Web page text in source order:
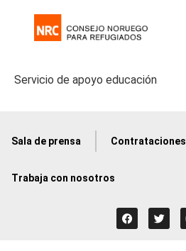
Servicio de apoyo educación
Sala de prensa Contrataciones
Trabaja con nosotros